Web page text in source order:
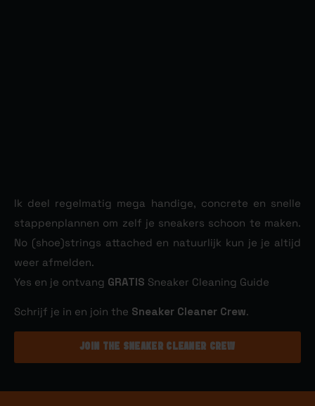
Ik deel regelmatig mega handige, concrete en snelle
stappenplannen om zelf je sneakers schoon te maken.
No (shoe)strings attached en natuurlijk kun je je altijd
weer afmelden.
Yes en je ontvang GRATIS Sneaker Cleaning Guide
Schrijf je in en join the Sneaker Cleaner Crew.
JOIN THE SNEAKER CLEANER CREW